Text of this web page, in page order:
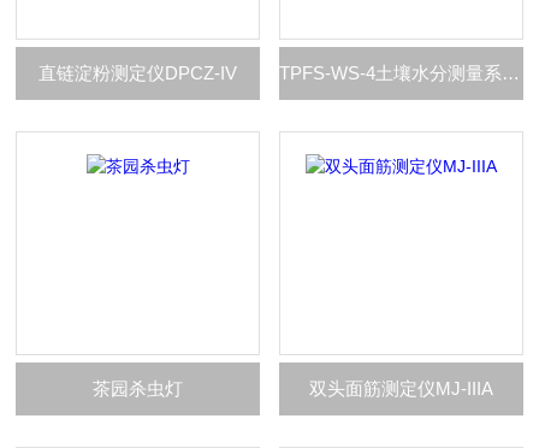
直链淀粉测定仪DPCZ-IV TPFS-WS-4土壤水分测量系统（四层）
茶园杀虫灯 双头面筋测定仪MJ-IIIA